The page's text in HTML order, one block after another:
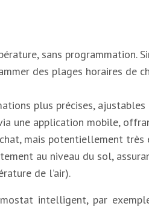
sans programmation.
des plages horaires de
plus précises,
une application mobile,
mais potentiellement très
au niveau du sol,
de l’air).
intelligent, par